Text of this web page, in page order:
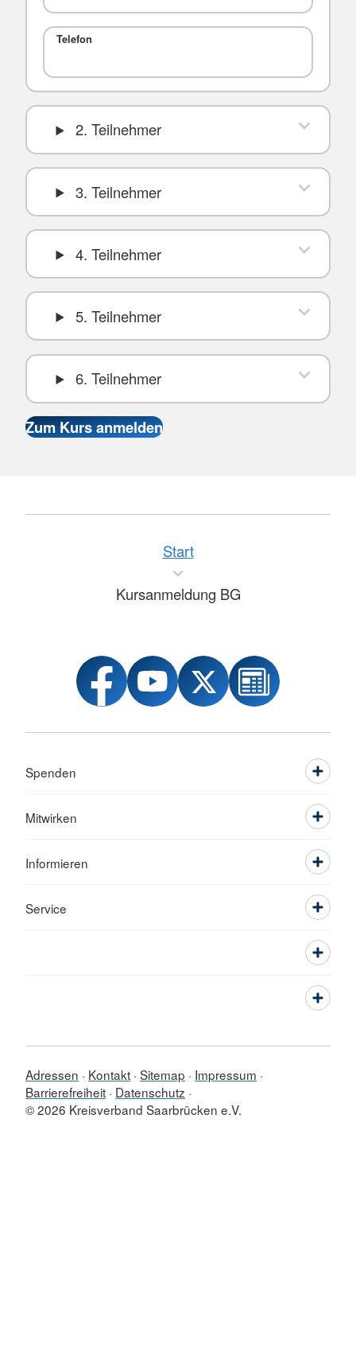
Telefon
2. Teilnehmer
3. Teilnehmer
4. Teilnehmer
5. Teilnehmer
6. Teilnehmer
Start
Kursanmeldung BG
Spenden
Mitwirken
Informieren
Service
Adressen Kontakt Sitemap
Impressum
Barrierefreiheit Datenschutz
© 2026 Kreisverband Saarbrücken e.V.